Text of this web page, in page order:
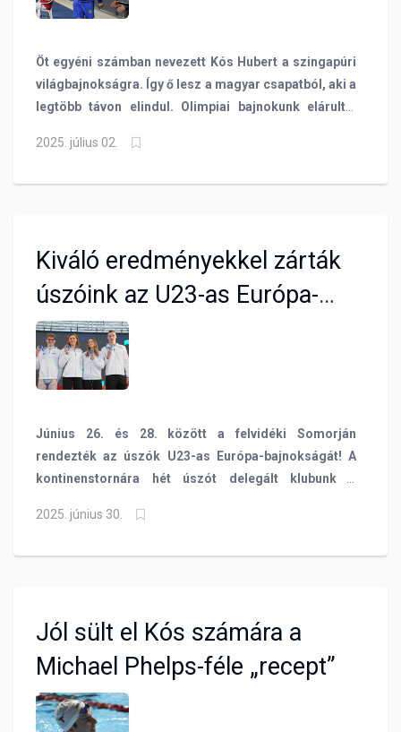
Öt egyéni számban nevezett Kós Hubert a szingapúri
világbajnokságra. Így ő lesz a magyar csapatból, aki a
legtöbb távon elindul. Olimpiai bajnokunk elárulta,
2025. július 02.
Kiváló eredményekkel zárták
úszóink az U23-as Európa-
bajnokságot
Június 26. és 28. között a felvidéki Somorján
rendezték az úszók U23-as Európa-bajnokságát! A
kontinenstornára hét úszót delegált klubunk a
Dominik és Mészáros Dániel Európa-bajnokként
gondolatait a versenyek kapcsán!
2025. június 30.
Jól sült el Kós számára a
Michael Phelps-féle „recept”